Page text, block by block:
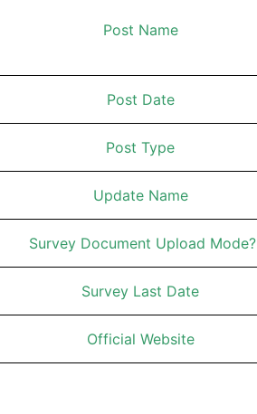
Post Name
Post Date
Post Type
Update Name
Survey Document Upload Mode?
Survey Last Date
Official Website